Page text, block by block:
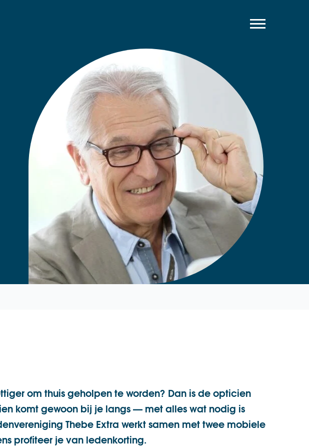
om thuis geholpen te worden? Dan is de opticien
komt gewoon bij je langs — met alles wat nodig is
Thebe Extra werkt samen met twee mobiele
profiteer je van ledenkorting.